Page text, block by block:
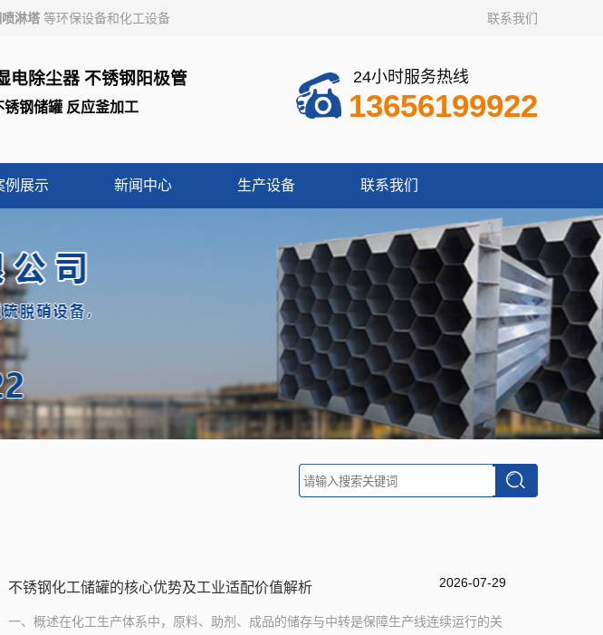
淋塔 等环保设备和化工设备 联系我们
电除尘器 不锈钢阳极管
锈钢储罐 反应釜加工
24小时服务热线
13656199922
例展示 新闻中心 生产设备 联系我们
不锈钢化工储罐的核心优势及工业适配价值解析 2026-07-29
一、概述在化工生产体系中，原料、助剂、成品的储存与中转是保障生产线连续运行的关